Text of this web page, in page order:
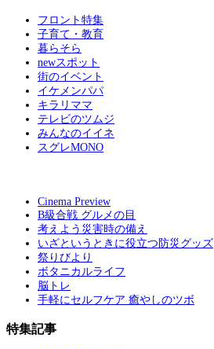
フロント特集
子育て・教育
暮らそら
newスポット
街のイベント
イケメンパパ
キラリママ
テレビのツムジ
みんなのイイネ
スグレMONO
Cinema Preview
B級合戦 グルメの目
考えよう災害時の備え
いざというときに役立つ防災グッズ
祭りびより
ボタニカルライフ
脳トレ
手軽にセルフケア 癒やしのツボ
特集記事